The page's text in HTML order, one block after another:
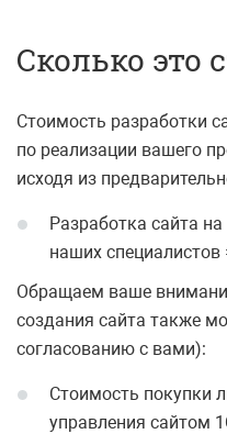
Сколько это
Стоимость разработки
по реализации вашего
исходя из
Разработка сайта
наших специалистов
Обращаем ваше
создания сайта также
согласованию с вами):
Стоимость покупки
управления сайтом